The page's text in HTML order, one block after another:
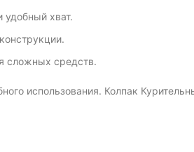
удобный хват.
сложных средств.
использования. Колпак